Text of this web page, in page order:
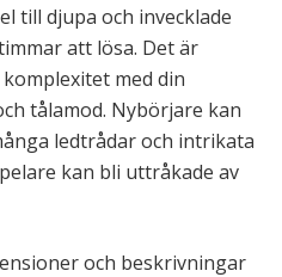
till djupa och invecklade
att lösa. Det är
med din
tålamod. Nybörjare kan
ledtrådar och intrikata
kan bli uttråkade av
och beskrivningar